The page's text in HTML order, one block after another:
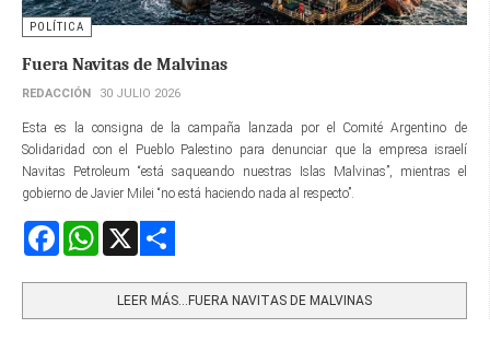
POLÍTICA
Fuera Navitas de Malvinas
REDACCIÓN 30 JULIO 2026
Esta es la consigna de la campaña lanzada por el Comité Argentino de
Solidaridad con el Pueblo Palestino para denunciar que la empresa israelí
Navitas Petroleum “está saqueando nuestras Islas Malvinas”, mientras el
gobierno de Javier Milei “no está haciendo nada al respecto”.
FacebookWhatsApp
LEER MÁS…FUERA NAVITAS DE MALVINAS